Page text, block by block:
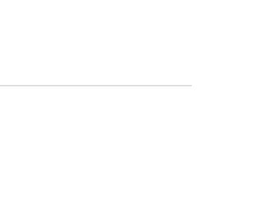
Stemming